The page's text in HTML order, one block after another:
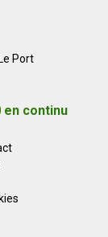
Port
en continu